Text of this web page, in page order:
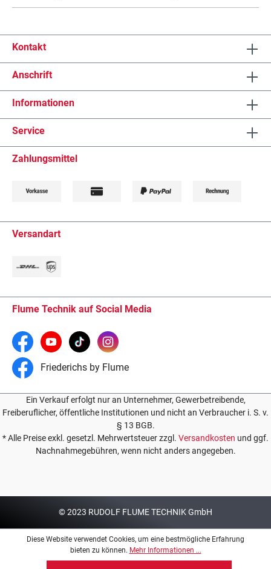
Kontakt
Anschrift
Informationen
Service
Zahlungsmittel
Versandart
Flume Technik auf Social Media
Friederichs by Flume
Ein Verkauf erfolgt nur an Unternehmer, Gewerbetreibende,
Freiberuflicher, öffentliche Institutionen und nicht an Verbraucher i. S. v.
§ 13 BGB.
* Alle Preise exkl. gesetzl. Mehrwertsteuer zzgl. Versandkosten und ggf.
Nachnahmegebühren, wenn nicht anders angegeben.
© 2023 RUDOLF FLUME TECHNIK GmbH
Diese Website verwendet Cookies, um eine bestmögliche Erfahrung
bieten zu können. Mehr Informationen ...